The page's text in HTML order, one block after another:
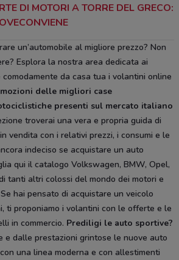
DI MOTORI A TORRE DEL GRECO:
un’automobile al migliore prezzo? Non
Esplora la nostra area dedicata ai
da casa tua i volantini online
delle migliori case
presenti sul mercato italiano
troverai una vera e propria guida di
vendita con i relativi prezzi, i consumi e le
indeciso se acquistare un auto
qui il catalogo Volkswagen, BMW, Opel,
tanti altri colossi del mondo dei motori e
hai pensato di acquistare un veicolo
ti proponiamo i volantini con le offerte e le
in commercio. Prediligi le auto sportive?
e dalle prestazioni grintose le nuove auto
una linea moderna e con allestimenti